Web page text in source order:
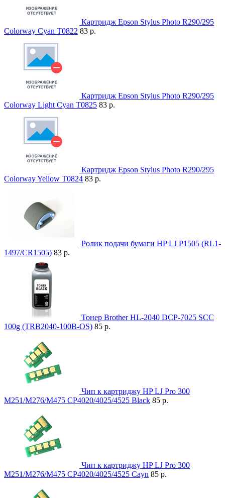
Картридж Epson Stylus Photo R290/295
Colorway Cyan T0822 83 р.
Картридж Epson Stylus Photo R290/295
Colorway Light Cyan T0825 83 р.
Картридж Epson Stylus Photo R290/295
Colorway Yellow T0824 83 р.
Ролик подачи бумаги HP LJ P1505 (RL1-
1497/CR1505) 83 р.
Тонер Brother HL-2040 DCP-7025 SCC
100g (TRB2040-100B-OS) 85 р.
Чип к картриджу HP LJ Pro 300
M251/M276/M475 CP4020/4025/4525 Black 85 р.
Чип к картриджу HP LJ Pro 300
M251/M276/M475 CP4020/4025/4525 Cayn 85 р.